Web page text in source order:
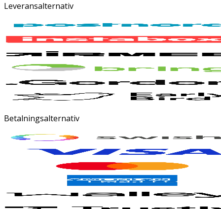
Leveransalternativ
Betalningsalternativ